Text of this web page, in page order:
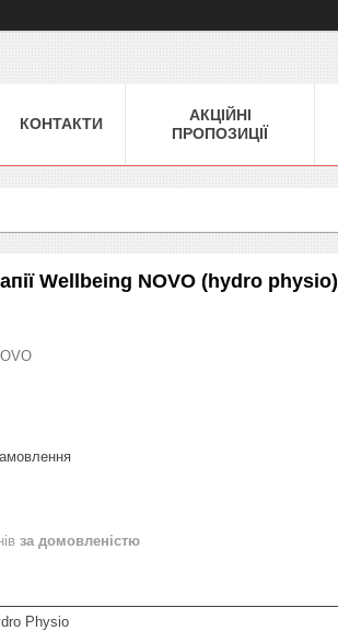
КОНТАКТИ
АКЦІЙНІ
ПРОПОЗИЦІЇ
Wellbeing NOVO (hydro physio)
за домовленістю
Physio